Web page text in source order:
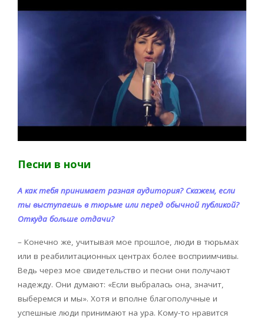
Песни в ночи
А как тебя принимает разная аудитория? Скажем, если
ты выступаешь в тюрьме или перед обычной публикой?
Откуда больше отдачи?
– Конечно же, учитывая мое прошлое, люди в тюрьмах
или в реабилитационных центрах более восприимчивы.
Ведь через мое свидетельство и песни они получают
надежду. Они думают: «Если выбралась она, значит,
выберемся и мы». Хотя и вполне благополучные и
успешные люди принимают на ура. Кому-то нравится